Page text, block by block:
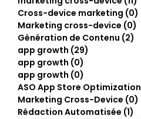
Cross-device marketing (0)
Marketing cross-device (0)
Génération de Contenu (2)
app growth (29)
app growth (0)
app growth (0)
ASO App Store Optimization
Marketing Cross-Device (0)
Rédaction Automatisée (1)